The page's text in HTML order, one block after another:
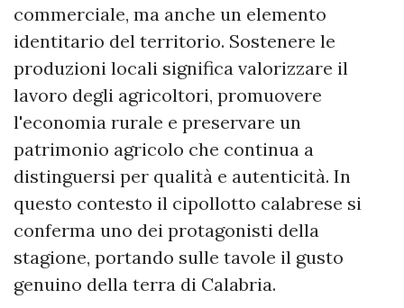
commerciale, ma anche un elemento
identitario del territorio. Sostenere le
produzioni locali significa valorizzare il
lavoro degli agricoltori, promuovere
l'economia rurale e preservare un
patrimonio agricolo che continua a
distinguersi per qualità e autenticità. In
questo contesto il cipollotto calabrese si
conferma uno dei protagonisti della
stagione, portando sulle tavole il gusto
genuino della terra di Calabria.